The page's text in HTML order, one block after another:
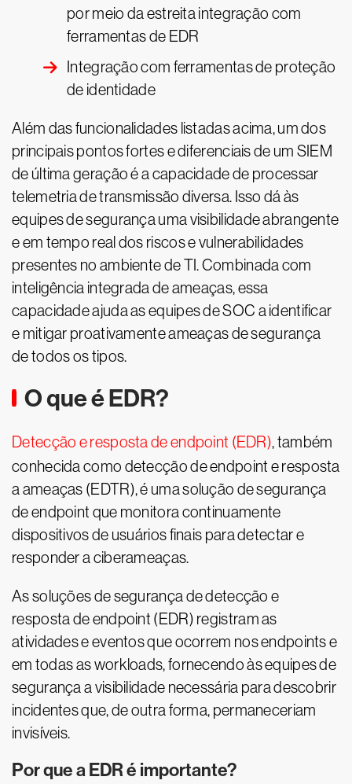
por meio da estreita integração com
ferramentas de EDR
Integração com ferramentas de proteção
de identidade
Além das funcionalidades listadas acima, um dos
principais pontos fortes e diferenciais de um SIEM
de última geração é a capacidade de processar
telemetria de transmissão diversa. Isso dá às
equipes de segurança uma visibilidade abrangente
e em tempo real dos riscos e vulnerabilidades
presentes no ambiente de TI. Combinada com
inteligência integrada de ameaças, essa
capacidade ajuda as equipes de SOC a identificar
e mitigar proativamente ameaças de segurança
de todos os tipos.
O que é EDR?
Detecção e resposta de endpoint (EDR), também
conhecida como detecção de endpoint e resposta
a ameaças (EDTR), é uma solução de segurança
de endpoint que monitora continuamente
dispositivos de usuários finais para detectar e
responder a ciberameaças.
As soluções de segurança de detecção e
resposta de endpoint (EDR) registram as
atividades e eventos que ocorrem nos endpoints e
em todas as workloads, fornecendo às equipes de
segurança a visibilidade necessária para descobrir
incidentes que, de outra forma, permaneceriam
invisíveis.
Por que a EDR é importante?